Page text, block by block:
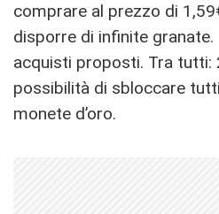
comprare al prezzo di
disporre di infinite granate.
acquisti proposti. Tra tutti:
possibilità di sbloccare
monete d’oro.